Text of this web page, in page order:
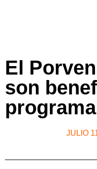
El
son
JULIO